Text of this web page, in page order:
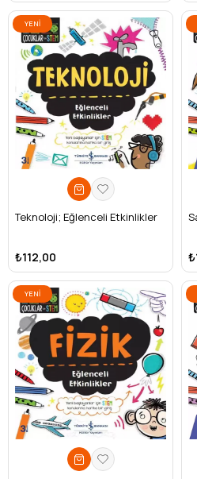
Teknoloji; Eğlenceli Etkinlikler
₺112,00
YENI
ÜRÜN
YENI
ÜRÜN